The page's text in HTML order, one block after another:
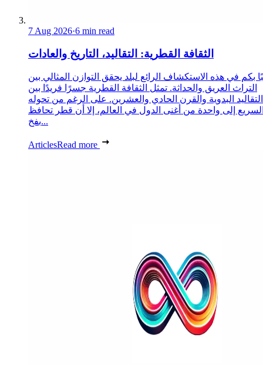
7 Aug 2026·6 min read
الثقافة القطرية: التقاليد، التاريخ والعادات
بكم في هذه الاستكشاف الرائع لبلد يحقق التوازن المثالي بين
التراث العريق والحداثة. تمثل الثقافة القطرية جسرًا فريدًا بين
التقاليد البدوية والقرن الحادي والعشرين. على الرغم من تحوله
إلى واحدة من أغنى الدول في العالم، إلا أن قطر تحافظ
بفخ...
ArticlesRead more